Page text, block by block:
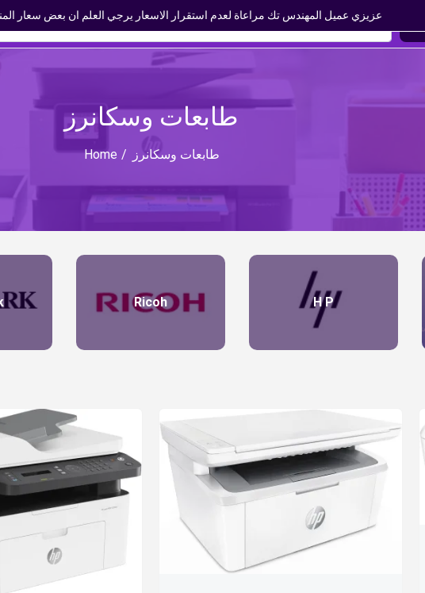
عزيزي عميل المهندس تك مراعاة لعدم استقرار الاسعار يرجي العلم ان بعض سعار
طابعات وسكانرز
Home / طابعات وسكانرز
Ricoh H P